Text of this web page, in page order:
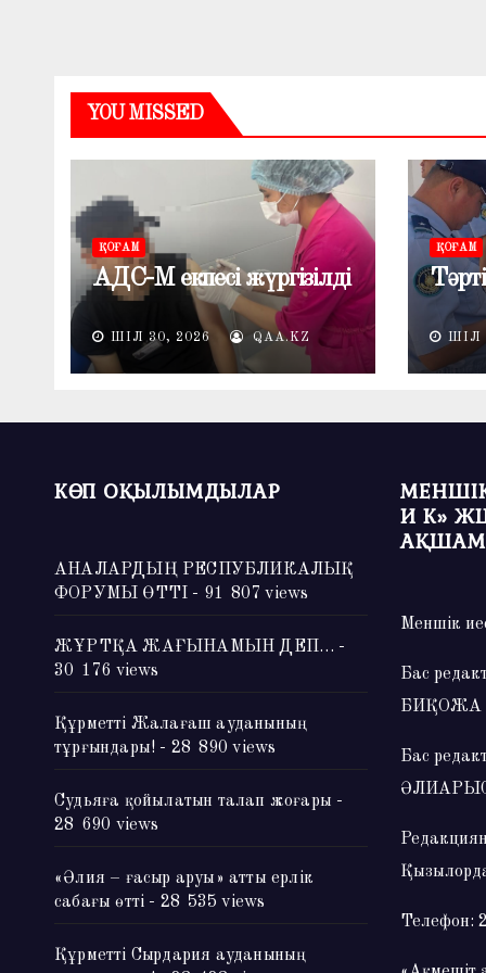
YOU MISSED
ҚОҒАМ
АДС-М екпесі жүргізілді
ШІЛ 30, 2026 QAA.KZ
ҚОҒАМ
ШІЛ
КӨП ОҚЫЛЫМДЫЛАР
АНАЛАРДЫҢ РЕСПУБЛИКАЛЫҚ
ФОРУМЫ ӨТТІ - 91 807 views
ЖҰРТҚА ЖАҒЫНАМЫН ДЕП… -
30 176 views
Құрметті Жалағаш ауданының
тұрғындары! - 28 890 views
Судьяға қойылатын талап жоғары -
28 690 views
«Әлия – ғасыр аруы» атты ерлік
сабағы өтті - 28 535 views
Құрметті Сырдария ауданының
И К»
Меншік
Бас
БИҚОЖА
Бас
Телефон: